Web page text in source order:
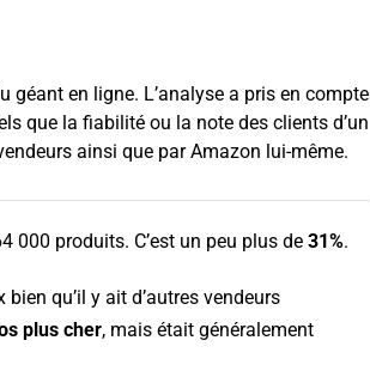
géant en ligne. L’analyse a pris en compte
que la fiabilité ou la note des clients d’un
ainsi que par Amazon lui-même.
000 produits. C’est un peu plus de 31%.
qu’il y ait d’autres vendeurs
plus cher, mais était généralement